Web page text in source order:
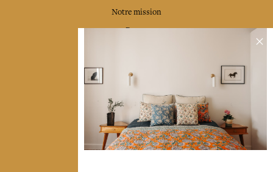
Notre mission
Presse
Collections
Déco & Linge de maison
Linge de table
Sacs & pochettes